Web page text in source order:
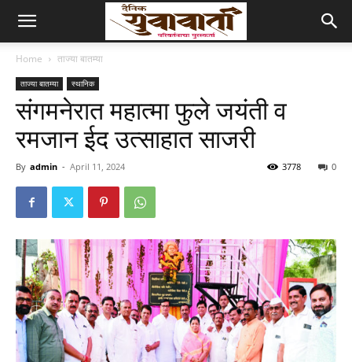
Home ताज्या बातम्या
ताज्या बातम्या स्थानिक
संगमनेरात महात्मा फुले जयंती व
रमजान ईद उत्साहात साजरी
By admin - April 11, 2024 0
3778